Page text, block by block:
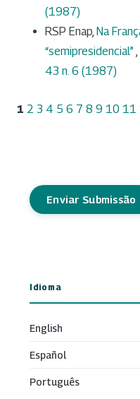
(1987)
RSP Enap, Na
“semipresidencial” ,
43 n. 6 (1987)
1 2 3 4 5 6 7 8 9 10 11
Enviar Submissão
Idioma
English
Español
Português